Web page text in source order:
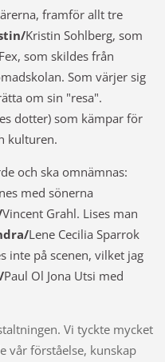
framför allt tre
Kristin Sohlberg, som
, som skildes från
Som värjer sig
om sin "resa".
dotter) som kämpar för
kulturen.
och ska omnämnas:
med sönerna
Vincent Grahl. Lises man
Lene Cecilia Sparrok
inte på scenen, vilket jag
Paul Ol Jona Utsi med
Vi tyckte mycket
vår förståelse, kunskap